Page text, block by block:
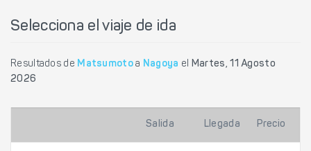
Selecciona el viaje de ida
Resultados de Matsumotoa Nagoya el
Martes, 11 Agosto
2026
Salida Llegada Precio